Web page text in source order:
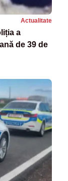
Actualitate
a
de 39 de